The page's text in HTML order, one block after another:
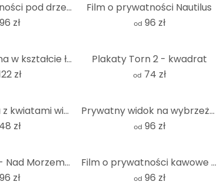
Film o prywatności pod drzewami
96 zł
Film o prywatności Nautilus
od 96 zł
Dekoracja okna w kształcie łapy
zł
Plakaty Torn 2 - kwadrat
od 74 zł
Zdjęcie z okna z kwiatami wiśni
48 zł
Prywatny widok na wybrzeże Amalfi
od 96 zł
Folia okienna - Nad Morzem Bałtyckim
96 zł
Film o prywatności kawowe marzenia
od 96 zł